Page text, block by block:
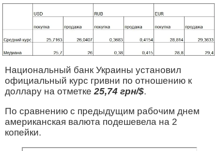
Национальный банк Украины установил
официальный курс гривни по отношению к
доллару на отметке 25,74 грн/$.
По сравнению с предыдущим рабочим днем
американская валюта подешевела на 2
копейки.